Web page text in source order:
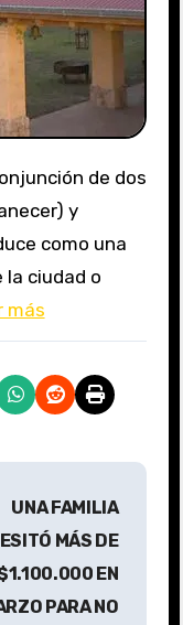
y
como una
la ciudad o
más
UNA FAMILIA
MÁS DE
EN
PARA NO